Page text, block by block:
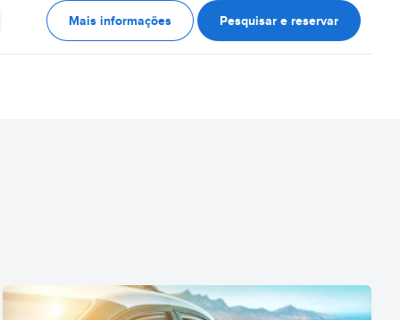
Mais informações Pesquisar e reservar